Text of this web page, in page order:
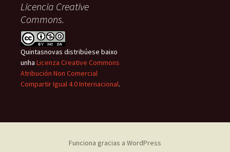
Licencia Creative
Commons.
Quintasnovas distribúese baixo
unha Licenza Creative Commons
Atribución Non Comercial
Compartir Igual 4.0 Internacional.
Funciona gracias a WordPress